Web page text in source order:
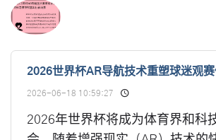
2026世界杯AR导航技术重塑球迷观
2026-06-18 10:59:27
2026年世界杯将成为体育界和科